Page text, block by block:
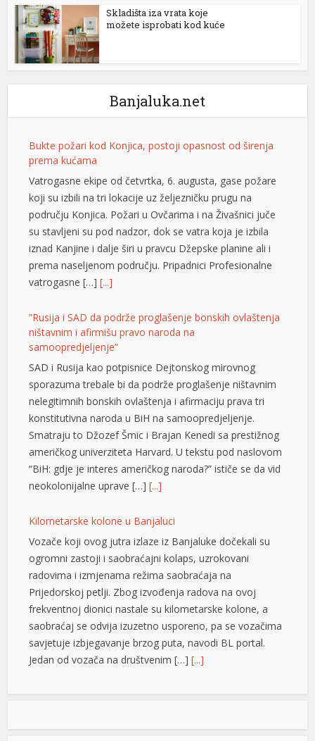
Skladišta iza vrata koje
možete isprobati kod kuće
Banjaluka.net
Bukte požari kod Konjica, postoji opasnost od širenja
prema kućama
Vatrogasne ekipe od četvrtka, 6. augusta, gase požare
koji su izbili na tri lokacije uz željezničku prugu na
području Konjica. Požari u Ovčarima i na Živašnici juče
su stavljeni su pod nadzor, dok se vatra koja je izbila
iznad Kanjine i dalje širi u pravcu Džepske planine ali i
prema naseljenom području. Pripadnici Profesionalne
vatrogasne […][...]
”Rusija i SAD da podrže proglašenje bonskih ovlaštenja
ništavnim i afirmišu pravo naroda na
samoopredjeljenje”
SAD i Rusija kao potpisnice Dejtonskog mirovnog
sporazuma trebale bi da podrže proglašenje ništavnim
nelegitimnih bonskih ovlaštenja i afirmaciju prava tri
konstitutivna naroda u BiH na samoopredjeljenje.
Smatraju to Džozef Šmic i Brajan Kenedi sa prestižnog
američkog univerziteta Harvard. U tekstu pod naslovom
“BiH: gdje je interes američkog naroda?” ističe se da vid
neokolonijalne uprave […][...]
Kilometarske kolone u Banjaluci
Vozače koji ovog jutra izlaze iz Banjaluke dočekali su
ogromni zastoji i saobraćajni kolaps, uzrokovani
radovima i izmjenama režima saobraćaja na
Prijedorskoj petlji. Zbog izvođenja radova na ovoj
frekventnoj dionici nastale su kilometarske kolone, a
saobraćaj se odvija izuzetno usporeno, pa se vozačima
savjetuje izbjegavanje brzog puta, navodi BL portal.
Jedan od vozača na društvenim […][...]
Pripremite kišobrane: Nakon vrelog dana stižu pljuskovi i
Stanovnike Republike Srpske i Bosne i Hercegovine